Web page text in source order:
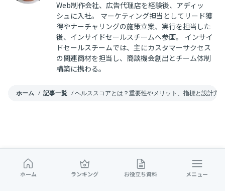
ホーム ランキング お役立ち資料 メニュー
Web制作会社、広告代理店を経験後、アディッ
シュに入社。 マーケティング担当としてリード獲
得やナーチャリングの施策立案、実行を担当した
後、インサイドセールスチームへ参画。 インサイ
ドセールスチームでは、主にカスタマーサクセス
の関連商材を担当し、商談機会創出とチーム体制
構築に携わる。
ホーム / 記事一覧 /ヘルススコアとは？重要性やメリット、指標と設計方
関連記事